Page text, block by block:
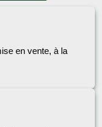
en vente, à la